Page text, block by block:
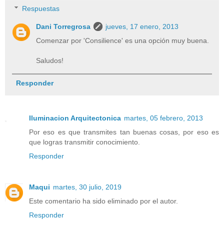
Respuestas
Dani Torregrosa
jueves, 17 enero, 2013
Comenzar por 'Consilience' es una opción muy buena.
Saludos!
Responder
Iluminacion Arquitectonica martes, 05 febrero, 2013
Por eso es que transmites tan buenas cosas, por eso es
que logras transmitir conocimiento.
Responder
Maqui martes, 30 julio, 2019
Este comentario ha sido eliminado por el autor.
Responder